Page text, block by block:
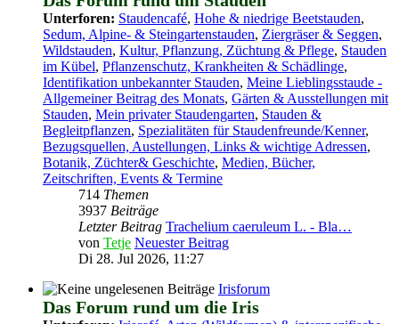
Unterforen: Staudencafé, Hohe & niedrige Beetstauden,
Sedum, Alpine- & Steingartenstauden, Ziergräser & Seggen,
Wildstauden, Kultur, Pflanzung, Züchtung & Pflege, Stauden
im Kübel, Pflanzenschutz, Krankheiten & Schädlinge,
Identifikation unbekannter Stauden, Meine Lieblingsstaude -
Allgemeiner Beitrag des Monats, Gärten & Ausstellungen mit
Stauden, Mein privater Staudengarten, Stauden &
Begleitpflanzen, Spezialitäten für Staudenfreunde/Kenner,
Bezugsquellen, Austellungen, Links & wichtige Adressen,
Botanik, Züchter& Geschichte, Medien, Bücher,
Zeitschriften, Events & Termine
714 Themen
3937 Beiträge
Letzter Beitrag Trachelium caeruleum L. - Bla…
von Tetje Neuester Beitrag
Di 28. Jul 2026, 11:27
Irisforum
Das Forum rund um die Iris